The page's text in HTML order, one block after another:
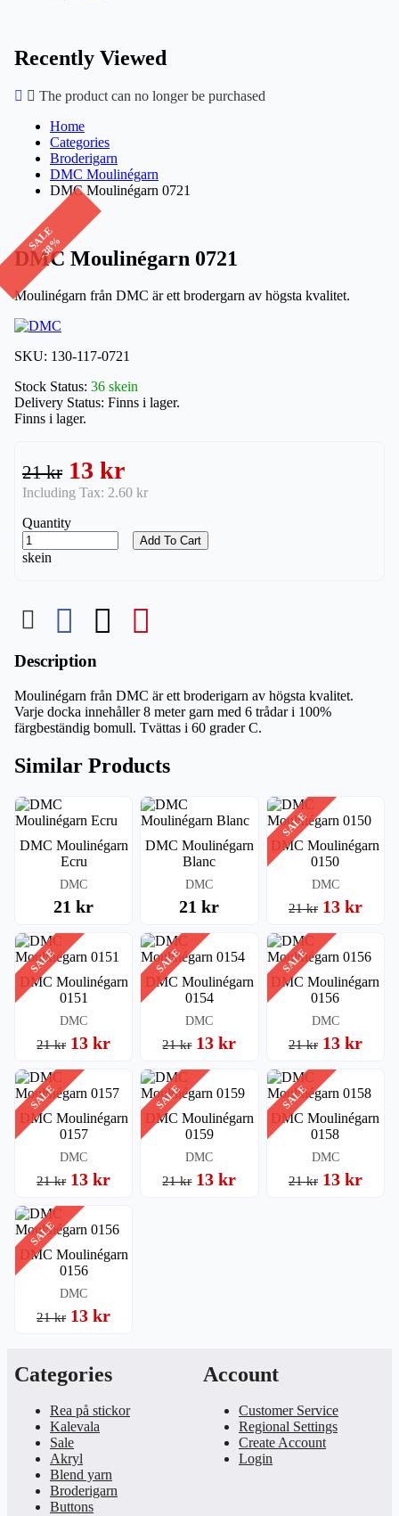
Recently Viewed
The product can no longer be purchased
Home
Categories
Broderigarn
DMC Moulinégarn
DMC Moulinégarn 0721
SALE
-38%
DMC Moulinégarn 0721
Moulinégarn från DMC är ett brodergarn av högsta kvalitet.
SKU: 130-117-0721
Stock Status: 36 skein
Delivery Status: Finns i lager.
Finns i lager.
21 kr 13 kr
Including Tax: 2.60 kr
Quantity
skein
Add To Cart
Description
Moulinégarn från DMC är ett broderigarn av högsta kvalitet.
Varje docka innehåller 8 meter garn med 6 trådar i 100%
färgbeständig bomull. Tvättas i 60 grader C.
Similar Products
DMC Moulinégarn
Ecru
DMC
21 kr
DMC Moulinégarn
Blanc
DMC
21 kr
SALE
DMC Moulinégarn
0150
DMC
21 kr 13 kr
SALE
DMC Moulinégarn
0151
DMC
21 kr 13 kr
SALE
DMC Moulinégarn
0154
DMC
21 kr 13 kr
SALE
DMC Moulinégarn
0156
DMC
21 kr 13 kr
SALE
DMC Moulinégarn
0157
DMC
21 kr 13 kr
SALE
DMC Moulinégarn
0159
DMC
21 kr 13 kr
SALE
DMC Moulinégarn
0158
DMC
21 kr 13 kr
SALE
DMC Moulinégarn
0156
DMC
21 kr 13 kr
Categories
Rea på stickor
Kalevala
Sale
Akryl
Blend yarn
Broderigarn
Buttons
Account
Customer Service
Regional Settings
Create Account
Login